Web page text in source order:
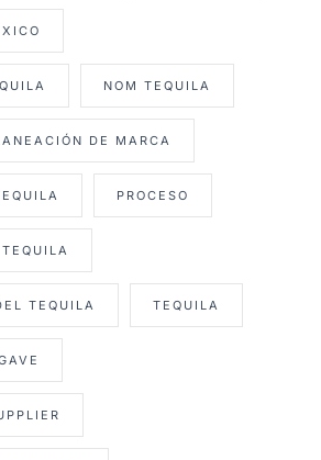
NOM TEQUILA
DE MARCA
PROCESO
TEQUILA TEQUILA